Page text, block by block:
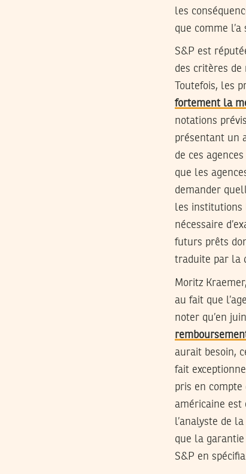
les
que comme
S&P est
des critères de
Toutefois, les
fortement la
notations
présentant un
de ces
que les
demander
les institutions
nécessaire
futurs prêts
traduite par la
Moritz
au fait que
noter qu’en
aurait besoin,
fait
pris en
américaine est
l’analyste de
que la
S&P en